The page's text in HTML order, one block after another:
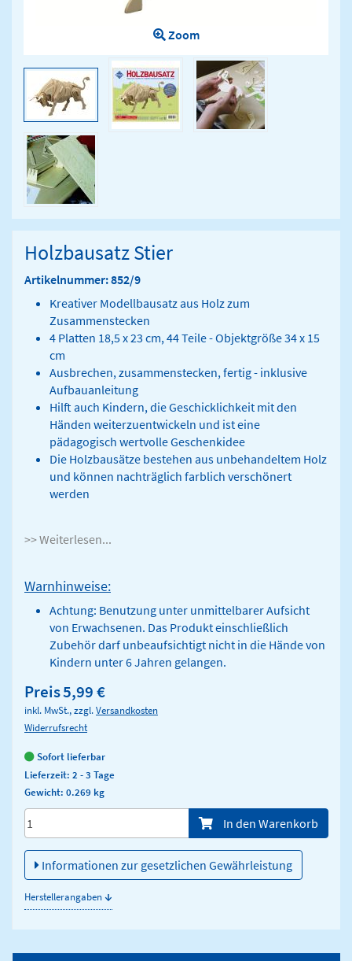
Zoom
Holzbausatz Stier
Artikelnummer: 852/9
Kreativer Modellbausatz aus Holz zum
Zusammenstecken
4 Platten 18,5 x 23 cm, 44 Teile - Objektgröße 34 x 15
cm
Ausbrechen, zusammenstecken, fertig - inklusive
Aufbauanleitung
Hilft auch Kindern, die Geschicklichkeit mit den
Händen weiterzuentwickeln und ist eine
pädagogisch wertvolle Geschenkidee
Die Holzbausätze bestehen aus unbehandeltem Holz
und können nachträglich farblich verschönert
werden
>> Weiterlesen...
Warnhinweise:
Achtung: Benutzung unter unmittelbarer Aufsicht
von Erwachsenen. Das Produkt einschließlich
Zubehör darf unbeaufsichtigt nicht in die Hände von
Kindern unter 6 Jahren gelangen.
Preis5,99 €
inkl. MwSt., zzgl.Versandkosten
Widerrufsrecht
Sofort lieferbar
Lieferzeit: 2 - 3 Tage
Gewicht: 0.269 kg
Menge/Pieces In den Warenkorb
Informationen zur gesetzlichen Gewährleistung
Herstellerangaben↓